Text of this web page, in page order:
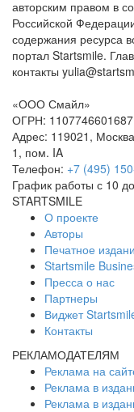
авторским правом в
Российской
содержания ресурса
портал Startsmile.
контакты
«ООО Смайл»
ОГРН: 1107746601687
Адрес: 119021,
1, пом. IA
Телефон: +7 (495)
График работы с 10
STARTSMILE
О проекте
Авторы
Печатное
Startsmile
Пресса о нас
Партнеры
Виджет
Контакты
РЕКЛАМОДАТЕЛЯМ
Реклама на
Реклама в
Реклама в